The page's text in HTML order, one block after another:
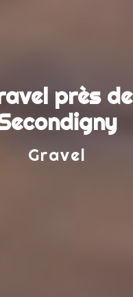
près de
Gravel